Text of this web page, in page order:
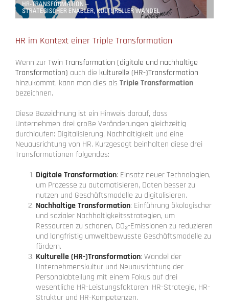
HR im Kontext einer Triple Transformation
Wenn zurTwin Transformation (digitale und nachhaltige
Transformation) auch die kulturelle (HR-)Transformation
hinzukommt, kann man dies als Triple Transformation
bezeichnen.
Diese Bezeichnung ist ein Hinweis darauf, dass
Unternehmen drei große Veränderungen gleichzeitig
durchlaufen: Digitalisierung, Nachhaltigkeit und eine
Neuausrichtung von HR. Kurzgesagt beinhalten diese drei
Transformationen folgendes:
Digitale Transformation: Einsatz neuer Technologien,
um Prozesse zu automatisieren, Daten besser zu
nutzen und Geschäftsmodelle zu digitalisieren.
Nachhaltige Transformation: Einführung ökologischer
und sozialer Nachhaltigkeitsstrategien, um
Ressourcen zu schonen, CO₂-Emissionen zu reduzieren
und langfristig umweltbewusste Geschäftsmodelle zu
fördern.
Kulturelle (HR-)Transformation: Wandel der
Unternehmenskultur und Neuausrichtung der
Personalabteilung mit einem Fokus auf drei
wesentliche HR-Leistungsfaktoren: HR-Strategie, HR-
Struktur und HR-Kompetenzen.